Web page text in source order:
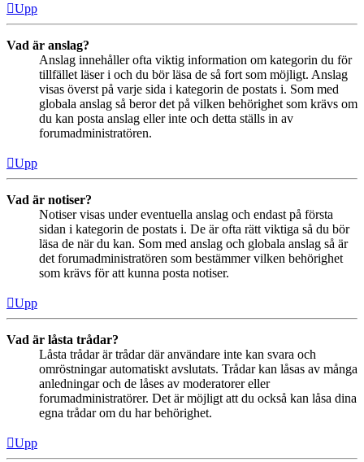
Upp
Vad är anslag?
Anslag innehåller ofta viktig information om kategorin du för
tillfället läser i och du bör läsa de så fort som möjligt. Anslag
visas överst på varje sida i kategorin de postats i. Som med
globala anslag så beror det på vilken behörighet som krävs om
du kan posta anslag eller inte och detta ställs in av
forumadministratören.
Upp
Vad är notiser?
Notiser visas under eventuella anslag och endast på första
sidan i kategorin de postats i. De är ofta rätt viktiga så du bör
läsa de när du kan. Som med anslag och globala anslag så är
det forumadministratören som bestämmer vilken behörighet
som krävs för att kunna posta notiser.
Upp
Vad är låsta trådar?
Låsta trådar är trådar där användare inte kan svara och
omröstningar automatiskt avslutats. Trådar kan låsas av många
anledningar och de låses av moderatorer eller
forumadministratörer. Det är möjligt att du också kan låsa dina
egna trådar om du har behörighet.
Upp